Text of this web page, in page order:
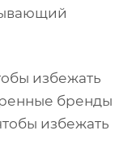
избежать
бренды
избежать